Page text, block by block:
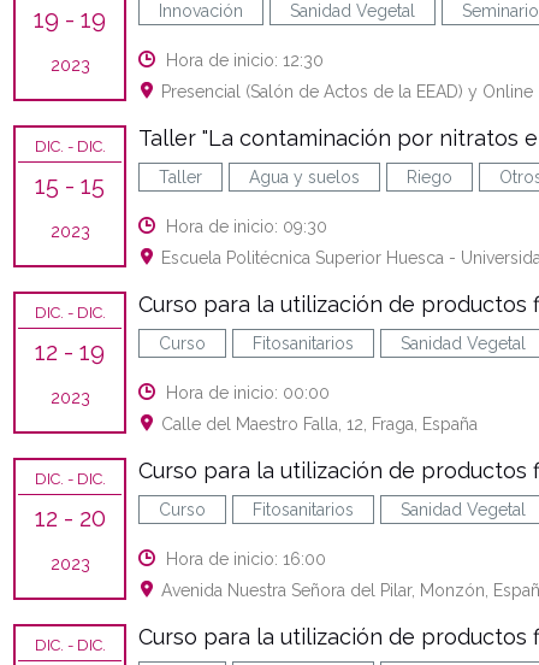
19 - 19
2023
Innovación Sanidad Vegetal Seminario
Hora de inicio: 12:30
Presencial (Salón de Actos de la EEAD) y Online
DIC. - DIC.
15 - 15
2023
Taller "La contaminación por nitratos
Taller Agua y suelos Riego
Hora de inicio: 09:30
Escuela Politécnica Superior Huesca -
DIC. - DIC.
12 - 19
2023
Curso para la utilización de productos
Curso Fitosanitarios Sanidad Vegetal
Hora de inicio: 00:00
Calle del Maestro Falla, 12, Fraga, España
DIC. - DIC.
12 - 20
2023
Curso para la utilización de productos
Curso Fitosanitarios Sanidad Vegetal
Hora de inicio: 16:00
Avenida Nuestra Señora del Pilar, Monzón,
DIC. - DIC. Curso para la utilización de productos